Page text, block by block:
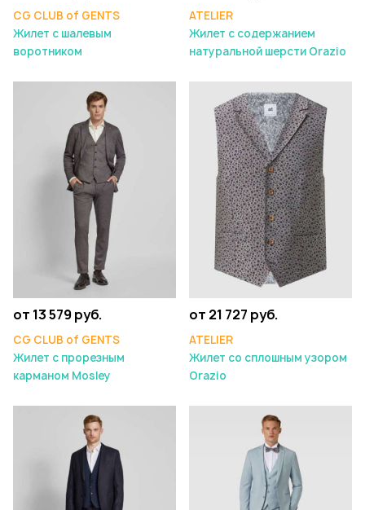
CG CLUB of GENTS
Жилет с шалевым
воротником
ATELIER
Жилет с содержанием
натуральной шерсти Orazio
от 13 579 руб.
CG CLUB of GENTS
Жилет с прорезным
карманом Mosley
от 21 727 руб.
ATELIER
Жилет со сплошным узором
Orazio